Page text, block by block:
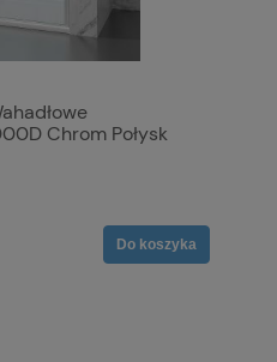
Chrom Połysk
Do koszyka